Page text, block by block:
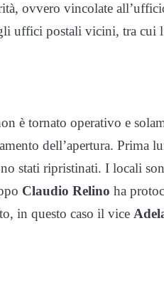
ovvero vincolate
uffici postali vicini, tra cui
è tornato operativo e
dell’apertura. Prima
stati ripristinati. I locali
Claudio Relino ha
in questo caso il vice